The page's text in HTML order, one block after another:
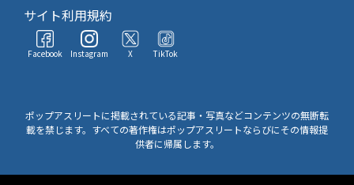
サイト利用規約
Facebook Instagram X TikTok
ポップアスリートに掲載されている記事・写真などコンテンツの無断転
載を禁じます。すべての著作権はポップアスリートならびにその情報提
供者に帰属します。